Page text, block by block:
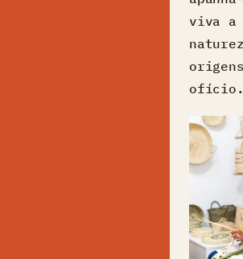
viva a
ofício.